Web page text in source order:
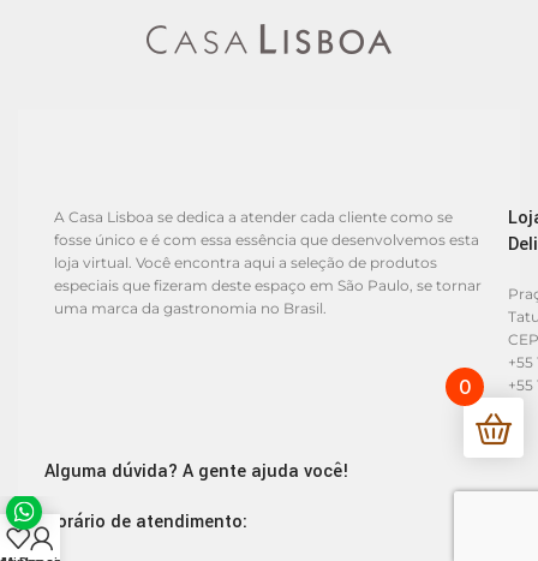
A Casa Lisboa se dedica a atender cada cliente como se
fosse único e é com essa essência que desenvolvemos esta
loja virtual. Você encontra aqui a seleção de produtos
especiais que fizeram deste espaço em São Paulo, se tornar
uma marca da gastronomia no Brasil.
+55
+55
Alguma dúvida? A gente ajuda você!
Horário de atendimento:
0